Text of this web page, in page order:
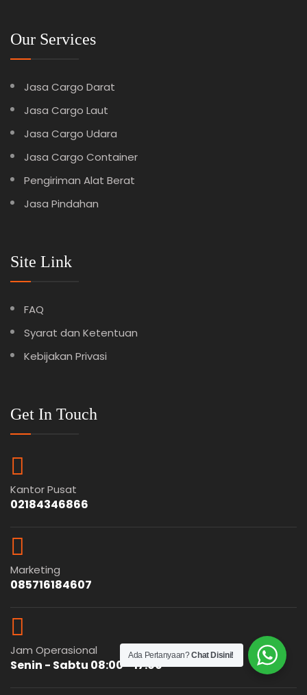
Our Services
Jasa Cargo Darat
Jasa Cargo Laut
Jasa Cargo Udara
Jasa Cargo Container
Pengiriman Alat Berat
Jasa Pindahan
Site Link
FAQ
Syarat dan Ketentuan
Kebijakan Privasi
Get In Touch
Kantor Pusat
02184346866
Marketing
085716184607
Jam Operasional
Senin - Sabtu 08:00 - 17:00
Ada Pertanyaan?Chat Disini!